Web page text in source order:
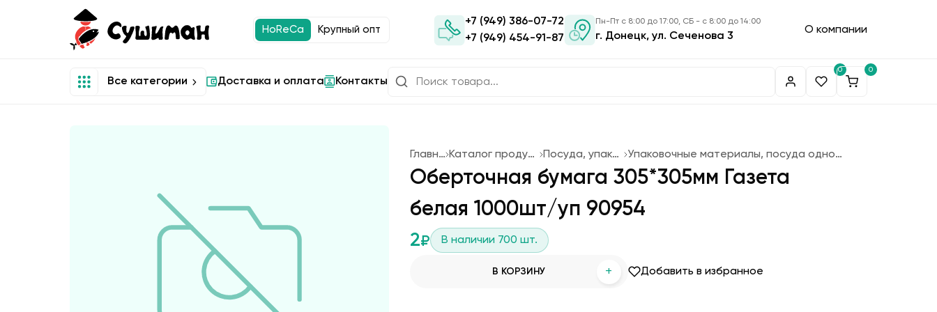
HoReCa Крупный опт
+7 (949) 386-07-72
+7 (949) 454-91-87
Пн-Пт с 8:00 до 17:00, СБ - с 8:00 до 14:00
г. Донецк, ул. Сеченова 3
О компании
Все категории Доставка и оплата Контакты
0 0
Главная Каталог продукции Посуда, упаковка Упаковочные материалы, посуда одноразовая
Оберточная бумага 305*305мм Газета
белая 1000шт/уп 90954
2₽ В наличии 700 шт.
В КОРЗИНУ + Добавить в избранное